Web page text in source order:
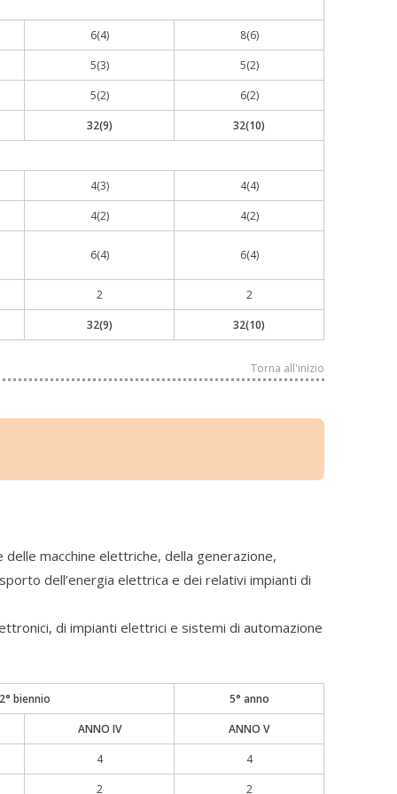
6(4)
8(6)
5(3)
5(2)
5(2)
6(2)
32(9)
32(10)
4(3)
4(4)
4(2)
4(2)
6(4) 6(4)
2
2
32(9) 32(10)
Torna all'inizio
macchine elettriche, della generazione,
dell’energia elettrica e dei relativi impianti di
di impianti elettrici e sistemi di automazione
2° biennio
5° anno
ANNO IV
ANNO V
4
4
2
2